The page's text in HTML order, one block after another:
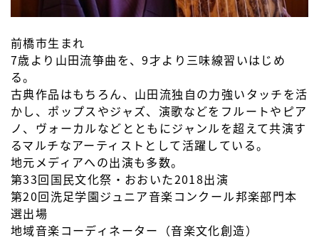
前橋市生まれ
7歳より山田流箏曲を、9才より三味線習いはじめ
る。
古典作品はもちろん、山田流独自の力強いタッチを活
かし、ポップスやジャズ、演歌などをフルートやピア
ノ、ヴォーカルなどとともにジャンルを超えて共演す
るマルチなアーティストとして活躍している。
地元メディアへの出演も多数。
第33回国民文化祭・おおいた2018出演
第20回洗足学園ジュニア音楽コンクール邦楽部門本
選出場
地域音楽コーディネーター（音楽文化創造）